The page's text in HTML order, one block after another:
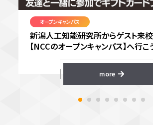
オープンキャンパス
新潟人工知能研究所からゲスト来校
【NCCのオープンキャンパス】へ行こ
more